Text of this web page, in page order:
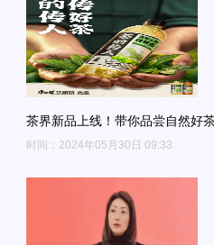
茶界新品上线！带你品尝自然好
时间：2024年05月30日 09:33